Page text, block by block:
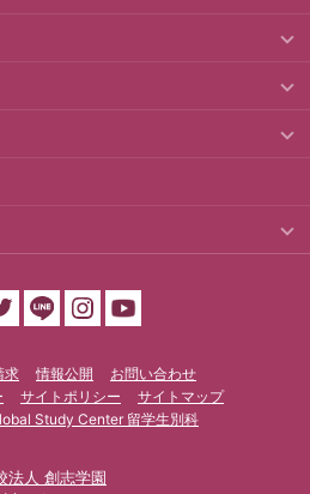
求 情報公開
お問い合わせ
サイトポリシー
サイトマップ
Study Center 留学生別科
法人 創志学園